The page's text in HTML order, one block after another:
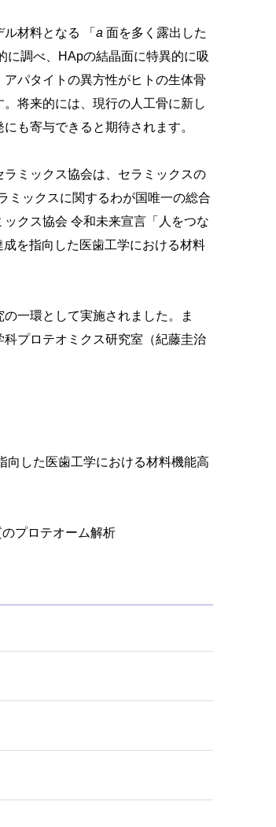
ル材料となる 「a 面を多く露出した
に調べ、HApの結晶面に特異的に吸
パタイトの異方性がヒトの生体骨
将来的には、現行の人工骨に新し
も寄与できると期待されます。
ミックス協会は、セラミックスの
ミックスに関するわが国唯一の総合
クス協会 令和未来宣言「人をつな
を指向した医歯工学における材料
一環として実施されました。ま
プロテオミクス研究室（紀藤圭治
向した医歯工学における材料機能高
プロテオーム解析